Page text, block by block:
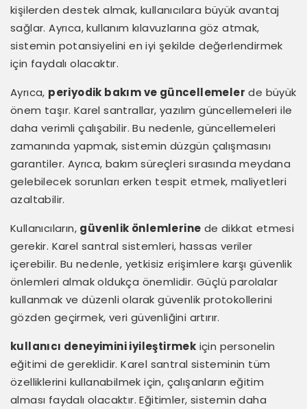
kişilerden destek almak, kullanıcılara büyük avantaj
sağlar. Ayrıca, kullanım kılavuzlarına göz atmak,
sistemin potansiyelini en iyi şekilde değerlendirmek
için faydalı olacaktır.
Ayrıca, periyodik bakım ve güncellemeler de büyük
önem taşır. Karel santrallar, yazılım güncellemeleri ile
daha verimli çalışabilir. Bu nedenle, güncellemeleri
zamanında yapmak, sistemin düzgün çalışmasını
garantiler. Ayrıca, bakım süreçleri sırasında meydana
gelebilecek sorunları erken tespit etmek, maliyetleri
azaltabilir.
Kullanıcıların, güvenlik önlemlerine de dikkat etmesi
gerekir. Karel santral sistemleri, hassas veriler
içerebilir. Bu nedenle, yetkisiz erişimlere karşı güvenlik
önlemleri almak oldukça önemlidir. Güçlü parolalar
kullanmak ve düzenli olarak güvenlik protokollerini
gözden geçirmek, veri güvenliğini artırır.
kullanıcı deneyimini iyileştirmek için personelin
eğitimi de gereklidir. Karel santral sisteminin tüm
özelliklerini kullanabilmek için, çalışanların eğitim
alması faydalı olacaktır. Eğitimler, sistemin daha